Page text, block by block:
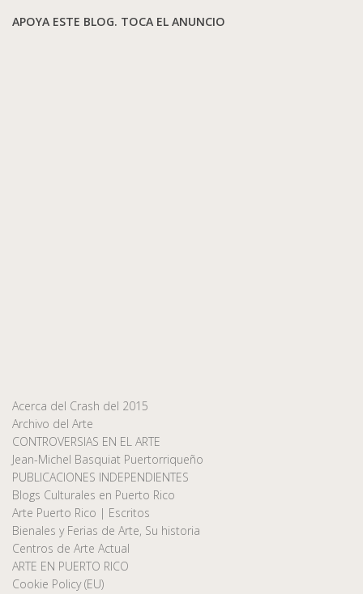
APOYA ESTE BLOG. TOCA EL ANUNCIO
Acerca del Crash del 2015
Archivo del Arte
CONTROVERSIAS EN EL ARTE
Jean-Michel Basquiat Puertorriqueño
PUBLICACIONES INDEPENDIENTES
Blogs Culturales en Puerto Rico
Arte Puerto Rico | Escritos
Bienales y Ferias de Arte, Su historia
Centros de Arte Actual
ARTE EN PUERTO RICO
Cookie Policy (EU)